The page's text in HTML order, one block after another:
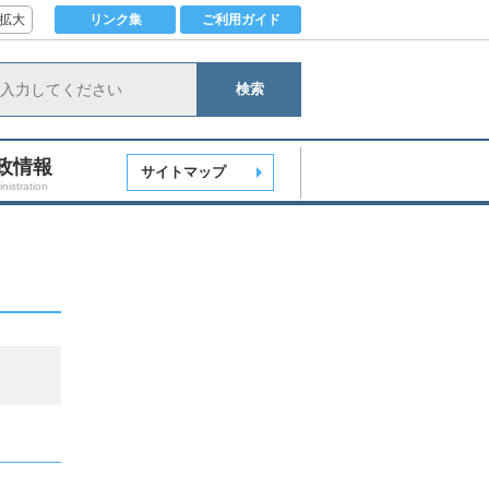
拡大 リンク集 ご利用ガイド
検索
情報 サイトマップ